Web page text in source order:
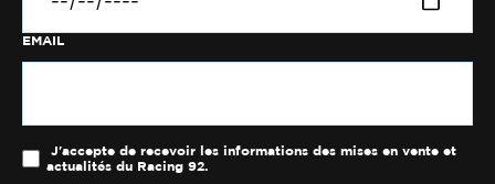
EMAIL
J'accepte de recevoir les informations des mises en vente et
actualités du Racing 92.